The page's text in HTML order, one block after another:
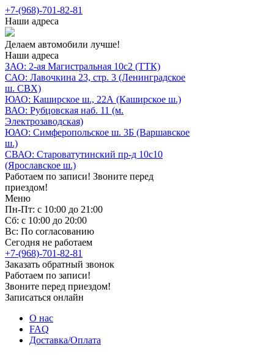
+7-(968)-701-82-81
Наши адреса
Делаем автомобили лучше!
Наши адреса
ЗАО: 2-ая Магистральная 10с2 (ТТК)
САО: Лавочкина 23, стр. 3 (Ленинградское
ш. СВХ)
ЮАО: Каширское ш., 22А (Каширское ш.)
ВАО: Рубцовская наб. 11 (м.
Электрозаводская)
ЮАО: Симферопольское ш. 3Б (Варшавское
ш.)
СВАО: Староватутинский пр-д 10с10
(Ярославское ш.)
Работаем по записи! Звоните перед
приездом!
Меню
Пн-Пт: с 10:00 до 21:00
Сб: с 10:00 до 20:00
Вс: По согласованию
Сегодня не работаем
+7-(968)-701-82-81
Заказать обратный звонок
Работаем по записи!
Звоните перед приездом!
Записаться онлайн
О нас
FAQ
Доставка/Оплата